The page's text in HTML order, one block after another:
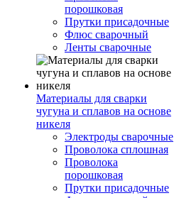
порошковая
Прутки присадочные
Флюс сварочный
Ленты сварочные
Материалы для сварки
чугуна и сплавов на основе
никеля
Электроды сварочные
Проволока сплошная
Проволока
порошковая
Прутки присадочные